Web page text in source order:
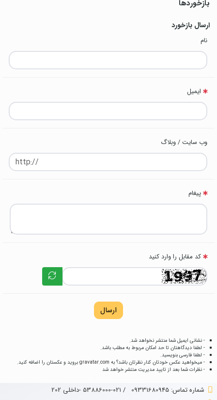
بازخوردها
ارسال بازخورد
نام
ایمیل
وب سایت / وبلاگ
پیغام
کد مقابل را وارد کنید
ارسال
- نشانی ایمیل شما منتشر نخواهد شد.
- لطفا دیدگاهتان تا حد امکان مربوط به مطلب باشد.
- لطفا فارسی بنویسید.
- میخواهید عکس خودتان کنار نظرتان باشد؟ به gravatar.com بروید و عکستان را اضافه کنید.
- نظرات شما بعد از تایید مدیریت منتشر خواهد شد
شماره تماس‌: 09331680945 / 021-53886000 -داخلی 202